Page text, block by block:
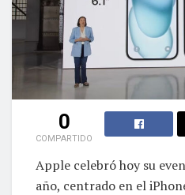
0
COMPARTIDO
Apple celebró hoy su
año, centrado en el